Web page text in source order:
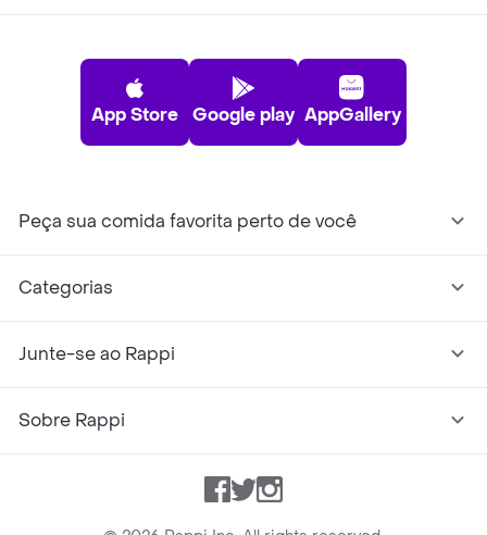
App Store Google play AppGallery
Peça sua comida favorita perto de você
Categorias
Junte-se ao Rappi
Sobre Rappi
Facebook
TwitterInstagram